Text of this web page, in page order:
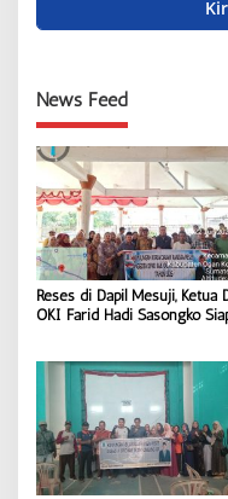
News Feed
Reses di Dapil Mesuji, Ketua
OKI Farid Hadi Sasongko